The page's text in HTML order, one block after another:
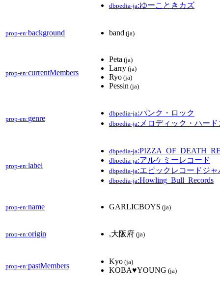
dbpedia-ja:ゆーこときカズ
prop-en:background band (ja)
prop-en:currentMembers
Peta (ja)
Larry (ja)
Ryo (ja)
Pessin (ja)
prop-en:genre
dbpedia-ja:パンク・ロック
dbpedia-ja:メロディック・ハード
prop-en:label
dbpedia-ja
dbpedia-ja:アルケミーレコード
dbpedia-ja:エピックレコードジャ
dbpedia-ja:Howling_Bull_Records
prop-en:name GARLICBOYS (ja)
prop-en:origin ,大阪府 (ja)
prop-en:pastMembers
Kyo (ja)
KOBA♥YOUNG (ja)